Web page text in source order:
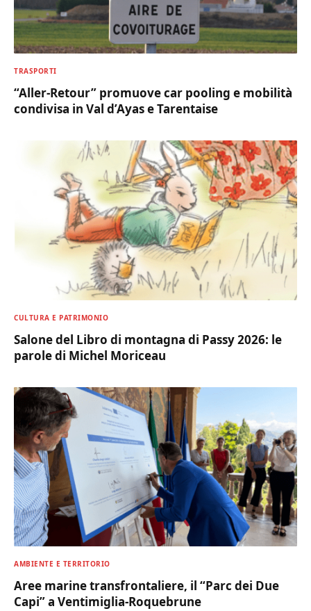
TRASPORTI
“Aller-Retour” promuove car pooling e mobilità
condivisa in Val d’Ayas e Tarentaise
CULTURA E PATRIMONIO
Salone del Libro di montagna di Passy 2026: le
parole di Michel Moriceau
AMBIENTE E TERRITORIO
Aree marine transfrontaliere, il “Parc dei Due
Capi” a Ventimiglia-Roquebrune